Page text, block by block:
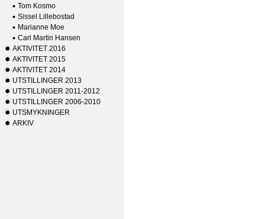
Tom Kosmo
Sissel Lillebostad
Marianne Moe
Carl Martin Hansen
AKTIVITET 2016
AKTIVITET 2015
AKTIVITET 2014
UTSTILLINGER 2013
UTSTILLINGER 2011-2012
UTSTILLINGER 2006-2010
UTSMYKNINGER
ARKIV